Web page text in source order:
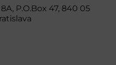
P.O.Box 47, 840 05